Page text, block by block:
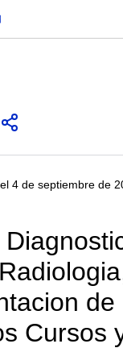
4 de septiembre de
de
Cursos